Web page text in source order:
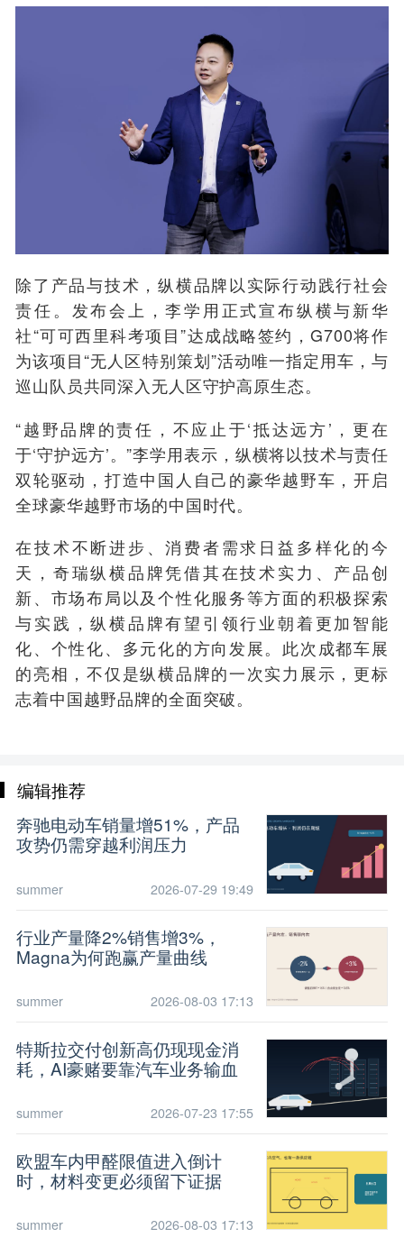
除了产品与技术，纵横品牌以实际行动践行社会
责任。发布会上，李学用正式宣布纵横与新华
社“可可西里科考项目”达成战略签约，G700将作
为该项目“无人区特别策划”活动唯一指定用车，与
巡山队员共同深入无人区守护高原生态。
“越野品牌的责任，不应止于‘抵达远方’，更在
于‘守护远方’。”李学用表示，纵横将以技术与责任
双轮驱动，打造中国人自己的豪华越野车，开启
全球豪华越野市场的中国时代。
在技术不断进步、消费者需求日益多样化的今
天，奇瑞纵横品牌凭借其在技术实力、产品创
新、市场布局以及个性化服务等方面的积极探索
与实践，纵横品牌有望引领行业朝着更加智能
化、个性化、多元化的方向发展。 此次成都车展
的亮相，不仅是纵横品牌的一次实力展示，更标
志着中国越野品牌的全面突破。
编辑推荐
奔驰电动车销量增51%，产品
攻势仍需穿越利润压力
summer 2026-07-29 19:49
行业产量降2%销售增3%，
Magna为何跑赢产量曲线
summer 2026-08-03 17:13
特斯拉交付创新高仍现现金消
耗，AI豪赌要靠汽车业务输血
summer 2026-07-23 17:55
欧盟车内甲醛限值进入倒计
时，材料变更必须留下证据
summer 2026-08-03 17:13